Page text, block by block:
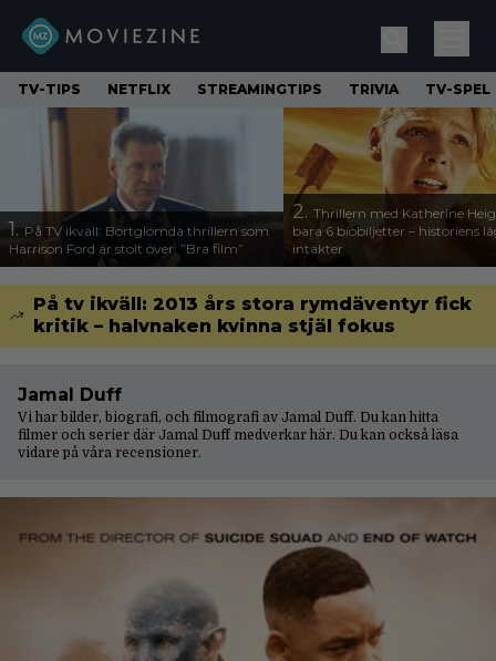
TV-TIPS NETFLIX STREAMINGTIPS TRIVIA TV-SPEL
1. På TV ikväll: Bortglömda thrillern som
Harrison Ford är stolt över: ”Bra film”
2. Thrillern med Katherine
bara 6 biobiljetter – historiens
intäkter
På tv ikväll: 2013 års stora rymdäventyr fick
kritik – halvnaken kvinna stjäl fokus
Jamal Duff
Vi har bilder, biografi, och filmografi av Jamal Duff. Du kan hitta
filmer och serier där Jamal Duff medverkar här. Du kan också läsa
vidare på våra recensioner.